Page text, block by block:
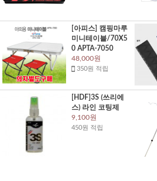
[아피스] 캠핑마루
미니테이블/70X5
0 APTA-7050
48,000원
350원 적립
[HDF]3S (쓰리에
스) 라인 코팅제
9,100원
450원 적립